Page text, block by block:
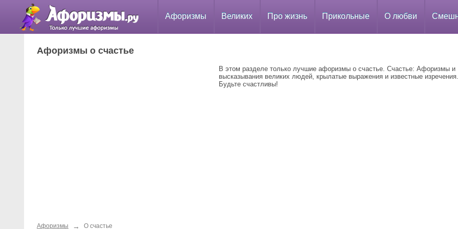
Афоризмы Великих Про жизнь Прикольные О любви
Афоризмы о счастье
В этом разделе только лучшие афоризмы о счастье. Счастье: Афоризмы и
высказывания великих людей, крылатые выражения и известные изречения.
Будьте счастливы!
Афоризмы → О счастье